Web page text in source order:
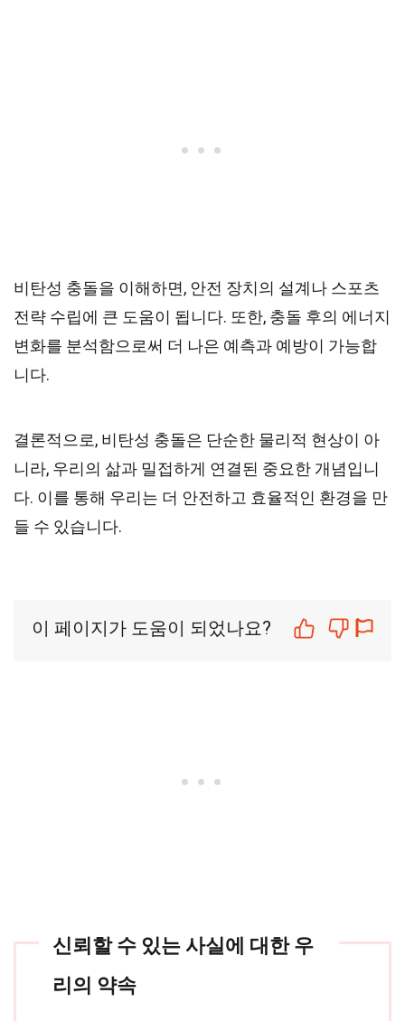
비탄성 충돌을 이해하면, 안전 장치의 설계나 스포츠
전략 수립에 큰 도움이 됩니다. 또한, 충돌 후의 에너지
변화를 분석함으로써 더 나은 예측과 예방이 가능합
니다.
결론적으로, 비탄성 충돌은 단순한 물리적 현상이 아
니라, 우리의 삶과 밀접하게 연결된 중요한 개념입니
다. 이를 통해 우리는 더 안전하고 효율적인 환경을 만
들 수 있습니다.
이 페이지가 도움이 되었나요?
신뢰할 수 있는 사실에 대한 우
리의 약속